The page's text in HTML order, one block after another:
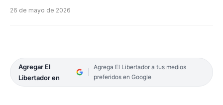
26 de mayo de 2026
Agregar El
Libertador en
Agrega El Libertador a tus medios
preferidos en Google